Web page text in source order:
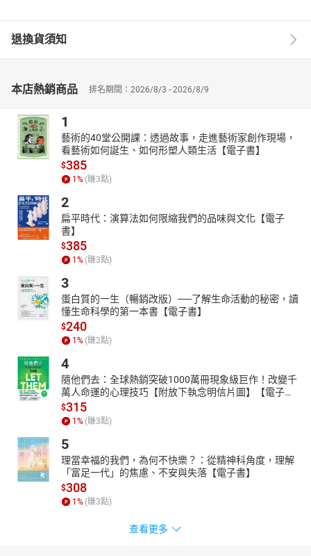
退換貨須知
本店熱銷商品 排名期間：2026/8/3 - 2026/8/9
1
藝術的40堂公開課：透過故事，走進藝術家創作現場，
看藝術如何誕生、如何形塑人類生活【電子書】
$385
1% (賺3點)
2
扁平時代：演算法如何限縮我們的品味與文化【電子
書】
$385
1% (賺3點)
3
蛋白質的一生（暢銷改版）──了解生命活動的秘密，讀
懂生命科學的第一本書【電子書】
$240
1% (賺2點)
4
隨他們去：全球熱銷突破1000萬冊現象級巨作！改變千
萬人命運的心理技巧【附放下執念明信片圖】【電子
書】
$315
1% (賺3點)
5
理當幸福的我們，為何不快樂？：從精神科角度，理解
「富足一代」的焦慮、不安與失落【電子書】
$308
1% (賺3點)
查看更多